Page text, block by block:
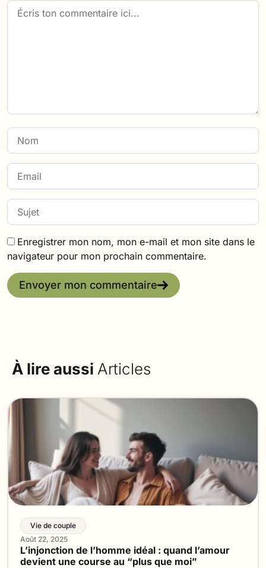
Enregistrer mon nom, mon e-mail et mon site dans le
navigateur pour mon prochain commentaire.
Envoyer mon commentaire
À lire aussi Articles
Vie de couple
Août 22, 2025
L’injonction de l’homme idéal : quand l’amour
devient une course au “plus que moi”